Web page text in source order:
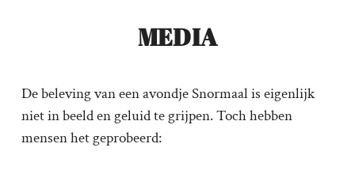
MEDIA
De beleving van een avondje Snormaal is eigenlijk
niet in beeld en geluid te grijpen. Toch hebben
mensen het geprobeerd: